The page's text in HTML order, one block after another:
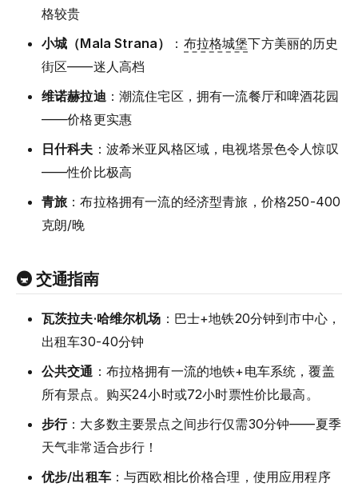
格较贵
小城（Mala Strana）
： 布拉格城堡下方美丽的历史
街区——迷人高档
维诺赫拉迪：潮流住宅区，拥有一流餐厅和啤酒花园
——价格更实惠
日什科夫 ：波希米亚风格区域，电视塔景色令人惊叹
——性价比极高
青旅 ：布拉格拥有一流的经济型青旅，价格250-400
克朗/晚
🚇 交通指南
瓦茨拉夫·哈维尔机场 ：巴士+地铁20分钟到市中心，
出租车30-40分钟
公共交通 ：布拉格拥有一流的地铁+电车系统，覆盖
所有景点。购买24小时或72小时票性价比最高。
步行：大多数主要景点之间步行仅需30分钟——夏季
天气非常适合步行！
优步/出租车：与西欧相比价格合理，使用应用程序